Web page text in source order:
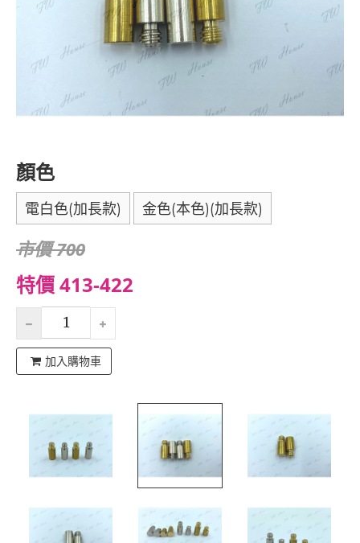
顏色
電白色(加長款) 金色(本色)(加長款)
市價 700
特價 413-422
加入購物車